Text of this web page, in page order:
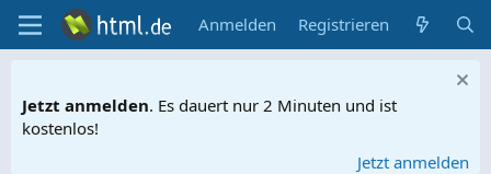
Anmelden Registrieren
Jetzt anmelden. Es dauert nur 2 Minuten und ist
kostenlos!
Jetzt anmelden